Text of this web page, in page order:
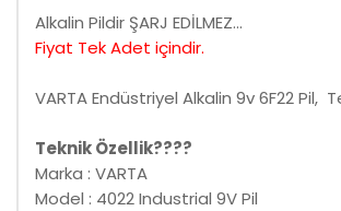
Alkalin Pildir ŞARJ EDİLMEZ...
Fiyat Tek Adet içindir.
VARTA Endüstriyel Alkalin 9v 6F22 Pil,
Teknik Özellik????
Marka : VARTA
Model : 4022 Industrial 9V Pil